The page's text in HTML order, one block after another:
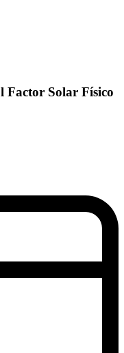
Factor Solar Físico